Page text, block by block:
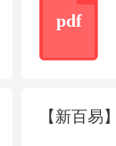
pdf
【新百易